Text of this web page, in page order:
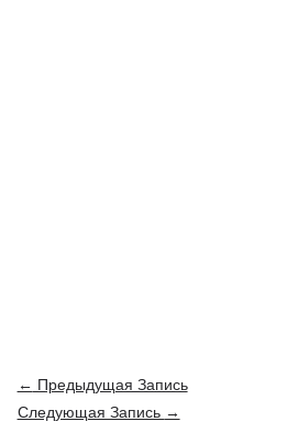
Навигация
по
← Предыдущая Запись
Следующая Запись →